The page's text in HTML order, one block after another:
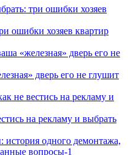
ошибки хозяев квартир
дверь его не глушит
на рекламу и выбрать